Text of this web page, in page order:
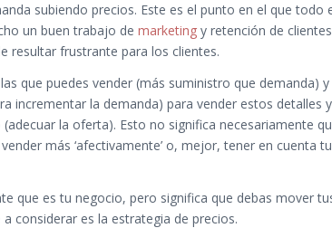
subiendo precios. Este es el punto en el que todo
un buen trabajo de marketing y retención de
resultar frustrante para los clientes.
que puedes vender (más suministro que demanda) y
incrementar la demanda) para vender estos detalles y
la oferta). Esto no significa necesariamente
más ‘afectivamente’ o, mejor, tener en cuenta tu
que es tu negocio, pero significa que debas mover
considerar es la estrategia de precios.